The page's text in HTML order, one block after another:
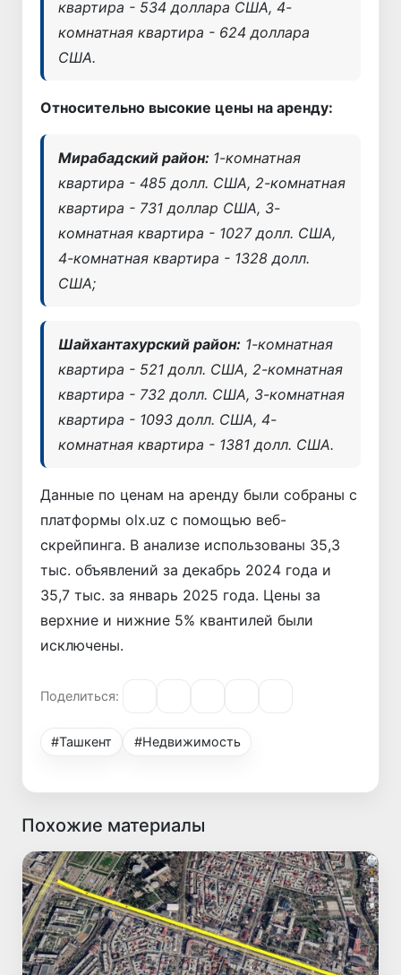
квартира - 534 доллара США, 4-
комнатная квартира - 624 доллара
США.
Относительно высокие цены на аренду:
Мирабадский район: 1-комнатная
квартира - 485 долл. США, 2-комнатная
квартира - 731 доллар США, 3-
комнатная квартира - 1027 долл. США,
4-комнатная квартира - 1328 долл.
США;
Шайхантахурский район: 1-комнатная
квартира - 521 долл. США, 2-комнатная
квартира - 732 долл. США, 3-комнатная
квартира - 1093 долл. США, 4-
комнатная квартира - 1381 долл. США.
Данные по ценам на аренду были собраны с
платформы olx.uz с помощью веб-
скрейпинга. В анализе использованы 35,3
тыс. объявлений за декабрь 2024 года и
35,7 тыс. за январь 2025 года. Цены за
верхние и нижние 5% квантилей были
исключены.
Поделиться:
#Ташкент #Недвижимость
Похожие материалы